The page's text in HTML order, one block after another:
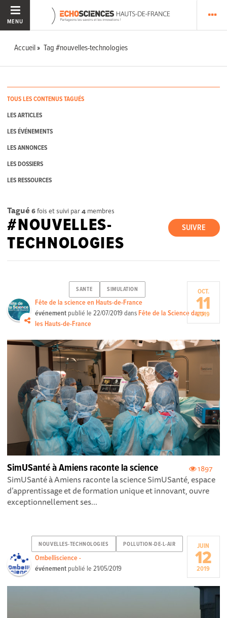
MENU
Accueil Tag #nouvelles-technologies
TOUS LES CONTENUS TAGUÉS
LES ARTICLES
LES ÉVÉNEMENTS
LES ANNONCES
LES DOSSIERS
LES RESSOURCES
Tagué 6fois et suivi par4 membres
SUIVRE
#NOUVELLES-
TECHNOLOGIES
SANTE SIMULATION
Fête de la science en Hauts-de-France
événement publié le22/07/2019dans Fête de la Science dans
les Hauts-de-France
OCT.
11
2019
1897
SimUSanté à Amiens raconte la science
SimUSanté à Amiens raconte la science SimUSanté, espace
d’apprentissage et de formation unique et innovant, ouvre
exceptionnellement ses...
NOUVELLES-TECHNOLOGIES POLLUTION-DE-L-AIR
Ombelliscience -
événement publié le21/05/2019
JUIN
12
2019